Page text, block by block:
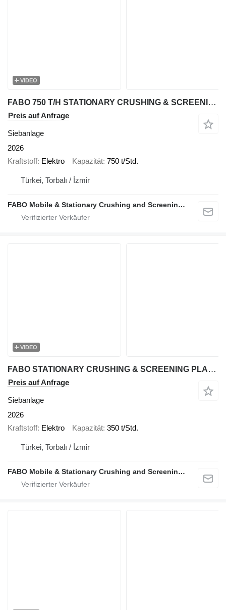
VIDEO
FABO 750 T/H STATIONARY CRUSHING & SCREENING PLANT
Preis auf Anfrage
Siebanlage
2026
Kraftstoff Elektro Kapazität 750 t/Std.
Türkei, Torbalı / İzmir
FABO Mobile & Stationary Crushing and Screening Plants | Concrete Batching Plants Manufacturer
VIDEO
FABO STATIONARY CRUSHING & SCREENING PLANT 200-350 TPH
Preis auf Anfrage
Siebanlage
2026
Kraftstoff Elektro Kapazität 350 t/Std.
Türkei, Torbalı / İzmir
FABO Mobile & Stationary Crushing and Screening Plants | Concrete Batching Plants Manufacturer